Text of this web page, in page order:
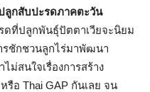
ลูกสับปะรดภาคตะวัน
ดที่ปลูกพันธุ์ปัตตาเวียจะนิยม
ชักชวนลูกไร่มาพัฒนา
ม่สนใจเรื่องการสร้าง
อ Thai GAP กันเลย จน